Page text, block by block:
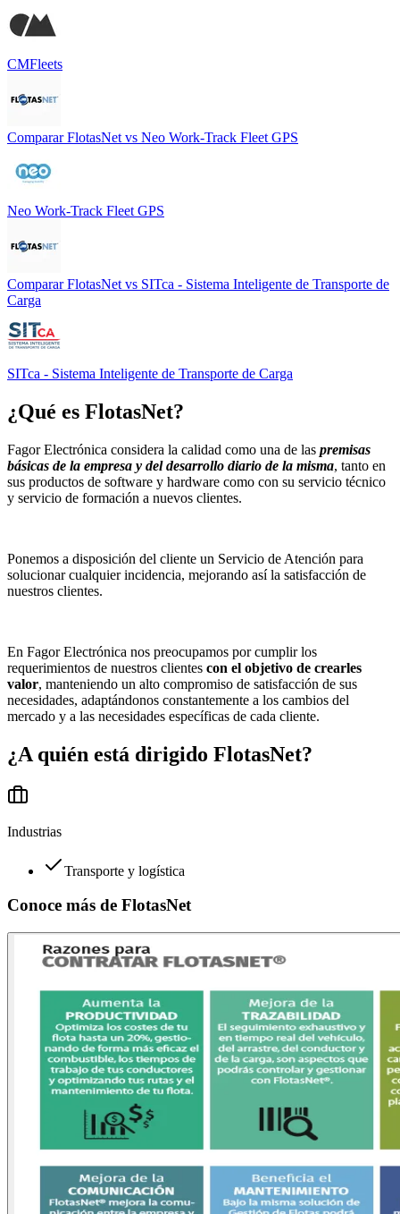
CMFleets
Comparar FlotasNet vs Neo Work-Track Fleet GPS
Neo Work-Track Fleet GPS
Comparar FlotasNet vs SITca - Sistema Inteligente de Transporte de
Carga
SITca - Sistema Inteligente de Transporte de Carga
¿Qué es FlotasNet?
Fagor Electrónica considera la calidad como una de las premisas
básicas de la empresa y del desarrollo diario de la misma, tanto en
sus productos de software y hardware como con su servicio técnico
y servicio de formación a nuevos clientes.
Ponemos a disposición del cliente un Servicio de Atención para
solucionar cualquier incidencia, mejorando así la satisfacción de
nuestros clientes.
En Fagor Electrónica nos preocupamos por cumplir los
requerimientos de nuestros clientes con el objetivo de crearles
valor, manteniendo un alto compromiso de satisfacción de sus
necesidades, adaptándonos constantemente a los cambios del
mercado y a las necesidades específicas de cada cliente.
¿A quién está dirigido FlotasNet?
Industrias
Transporte y logística
Conoce más de FlotasNet